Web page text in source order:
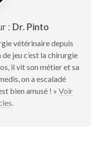
: Dr. Pinto
vétérinaire depuis
jeu c’est la chirurgie
il vit son métier et sa
on a escaladé
bien amusé ! » Voir
.